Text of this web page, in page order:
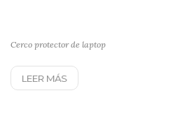
Cerco protector de laptop
LEER MÁS